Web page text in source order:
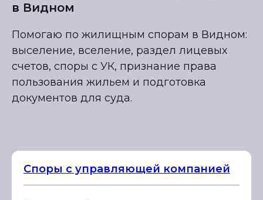
в Видном
Помогаю по жилищным спорам в Видном:
выселение, вселение, раздел лицевых
счетов, споры с УК, признание права
пользования жильем и подготовка
документов для суда.
Споры с управляющей компанией